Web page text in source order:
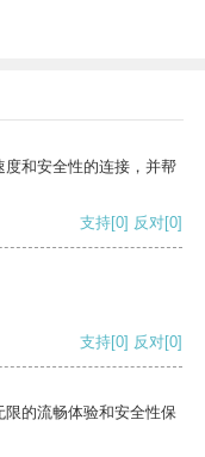
和安全性的连接，并帮
支持[0] 反对[0]
支持[0] 反对[0]
的流畅体验和安全性保